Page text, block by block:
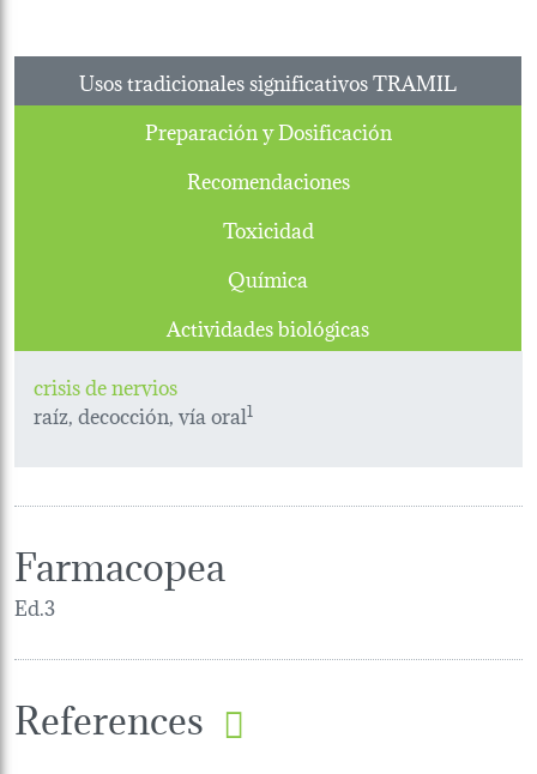
Usos tradicionales significativos TRAMIL
Preparación y Dosificación
Recomendaciones
Toxicidad
Química
Actividades biológicas
crisis de nervios
raíz, decocción, vía oral1
Farmacopea
Ed.3
References